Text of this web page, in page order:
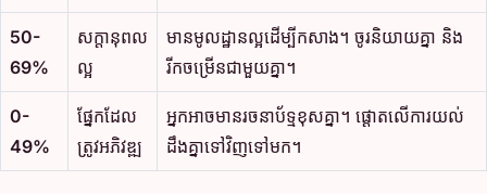
50-
69%
សក្តានុពល
ល្អ
មានមូលដ្ឋានល្អដើម្បីកសាង។ ចូរនិយាយគ្នា និង
រីកចម្រើនជាមួយគ្នា។
0-
49%
ផ្នែកដែល
ត្រូវអភិវឌ្ឍ
អ្នកអាចមានរចនាប័ទ្មខុសគ្នា។ ផ្តោតលើការយល់
ដឹងគ្នាទៅវិញទៅមក។